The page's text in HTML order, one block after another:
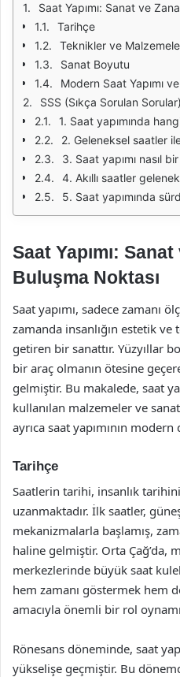
Saat Yapımı: Sanat ve
Tarihçe
Teknikler ve
Sanat Boyutu
Modern Saat Yapımı
SSS (Sıkça Sorulan Sorular)
1. Saat yapımında
2. Geleneksel saatler ile
3. Saat yapımı nasıl
4. Akıllı saatler
5. Saat yapımında
Saat Yapımı:
Buluşma Noktası
Saat yapımı, sadece zamanı
zamanda insanlığın estetik
getiren bir sanattır. Yüzyıllar
bir araç olmanın ötesine
gelmiştir. Bu makalede, saat
kullanılan malzemeler ve
ayrıca saat yapımının
Tarihçe
Saatlerin tarihi, insanlık
uzanmaktadır. İlk saatler,
mekanizmalarla başlamış,
haline gelmiştir. Orta Çağ’da,
merkezlerinde büyük saat
hem zamanı göstermek hem
amacıyla önemli bir rol
Rönesans döneminde, saat
yükselişe geçmiştir. Bu